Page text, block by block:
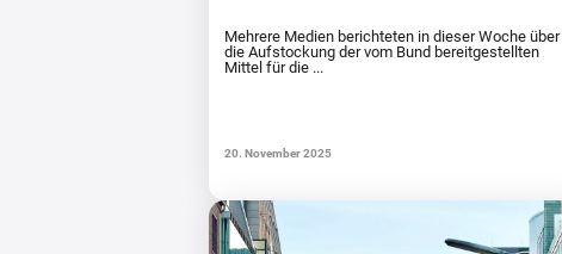
Mehrere Medien berichteten in dieser Woche über
die Aufstockung der vom Bund bereitgestellten
Mittel für die ...
20. November 2025